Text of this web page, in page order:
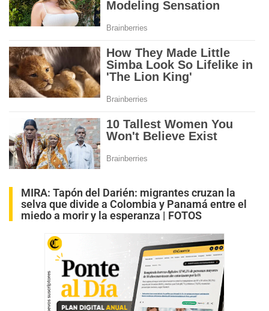
MIRA: Tapón del Darién: migrantes cruzan la
selva que divide a Colombia y Panamá entre el
miedo a morir y la esperanza | FOTOS